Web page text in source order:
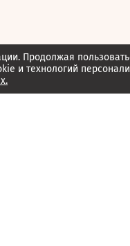
Продолжая
и технологий